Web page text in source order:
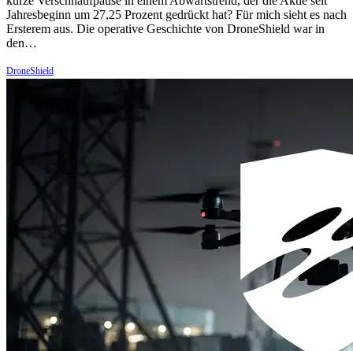
Jahresbeginn um 27,25 Prozent gedrückt hat? Für mich sieht es nach
Ersterem aus. Die operative Geschichte von DroneShield war in
den…
DroneShield